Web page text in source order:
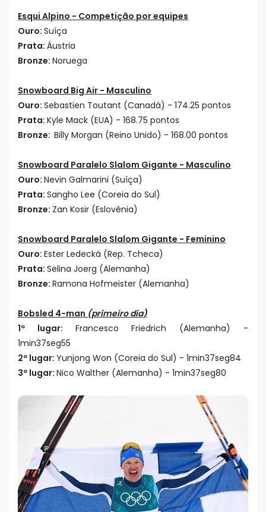
Esqui Alpino - Competição por equipes
Ouro: Suíça
Prata: Áustria
Bronze: Noruega
Snowboard Big Air - Masculino
Ouro: Sebastien Toutant (Canadá) - 174.25 pontos
Prata: Kyle Mack (EUA) - 168.75 pontos
Bronze: Billy Morgan (Reino Unido) - 168.00 pontos
Snowboard Paralelo Slalom Gigante - Masculino
Ouro: Nevin Galmarini (Suíça)
Prata: Sangho Lee (Coreia do Sul)
Bronze: Zan Kosir (Eslovênia)
Snowboard Paralelo Slalom Gigante - Feminino
Ouro: Ester Ledecká (Rep. Tcheca)
Prata: Selina Joerg (Alemanha)
Bronze: Ramona Hofmeister (Alemanha)
Bobsled 4-man (primeiro dia)
1º lugar: Francesco Friedrich (Alemanha) -
1min37seg55
2º lugar: Yunjong Won (Coreia do Sul) - 1min37seg84
3º lugar: Nico Walther (Alemanha) - 1min37seg80